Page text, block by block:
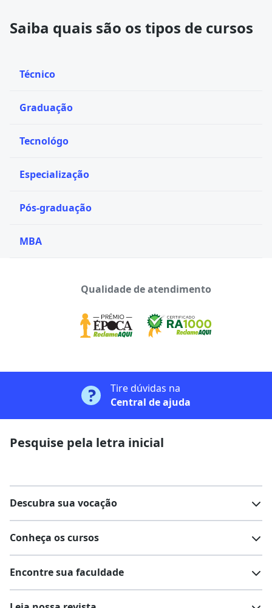
Saiba quais são os tipos de cursos
Técnico
Graduação
Tecnológo
Especialização
Pós-graduação
MBA
Qualidade de atendimento
Tire dúvidas na
Central de ajuda
Pesquise pela letra inicial
Descubra sua vocação
Conheça os cursos
Encontre sua faculdade